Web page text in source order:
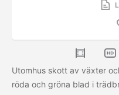
Utomhus skott av växter
röda och gröna blad i